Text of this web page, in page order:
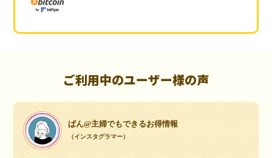
ご利用中のユーザー様の声
ぱん@主婦でもできるお得情報
（インスタグラマー）